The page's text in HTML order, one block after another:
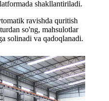
shakllantiriladi.
ravishda quritish
so'ng, mahsulotlar
solinadi va qadoqlanadi.